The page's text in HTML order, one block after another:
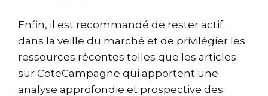
Enfin, il est recommandé de rester actif
dans la veille du marché et de privilégier les
ressources récentes telles que les articles
sur CoteCampagne qui apportent une
analyse approfondie et prospective des